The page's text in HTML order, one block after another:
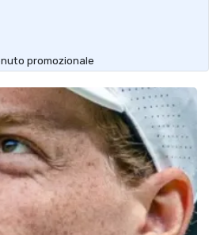
promozionale